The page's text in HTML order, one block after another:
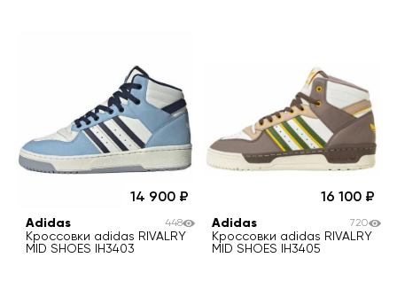
14 900
Adidas
Кроссовки adidas RIVALRY
MID SHOES IH3403
448
16 100
Adidas
Кроссовки adidas RIVALRY
MID SHOES IH3405
720